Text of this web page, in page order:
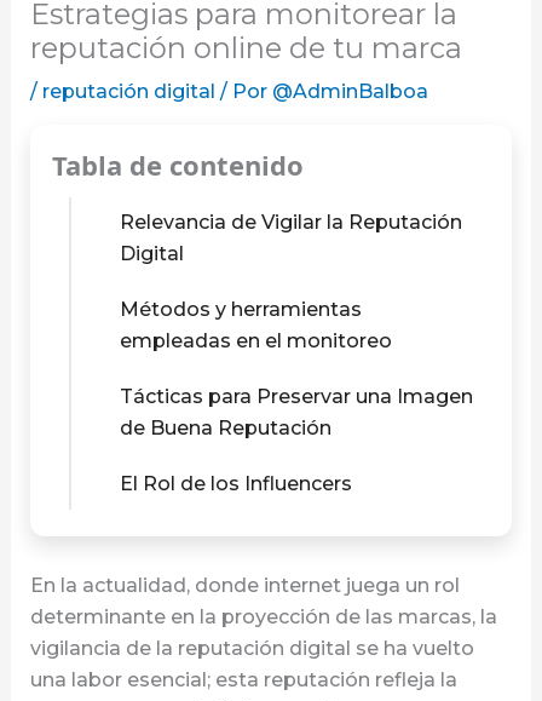
Estrategias para monitorear la
reputación online de tu marca
/ reputación digital / Por @AdminBalboa
Tabla de contenido
Relevancia de Vigilar la Reputación
Digital
Métodos y herramientas
empleadas en el monitoreo
Tácticas para Preservar una Imagen
de Buena Reputación
El Rol de los Influencers
En la actualidad, donde internet juega un rol
determinante en la proyección de las marcas, la
vigilancia de la reputación digital se ha vuelto
una labor esencial; esta reputación refleja la